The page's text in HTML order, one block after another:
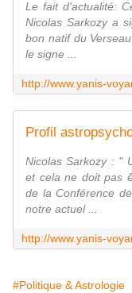
Le fait d'actualité:
Nicolas Sarkozy a
bon natif du
le signe ...
Nicolas Sarkozy : "
et cela ne doit pas
de la Conférence
notre actuel ...
#Politique & Astrologie